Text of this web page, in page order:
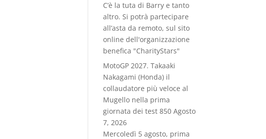
C’è la tuta di Barry e tanto
altro. Si potrà partecipare
all’asta da remoto, sul sito
online dell'organizzazione
benefica "CharityStars"
MotoGP 2027. Takaaki
Nakagami (Honda) il
collaudatore più veloce al
Mugello nella prima
giornata dei test 850 Agosto
7, 2026
Mercoledì 5 agosto, prima